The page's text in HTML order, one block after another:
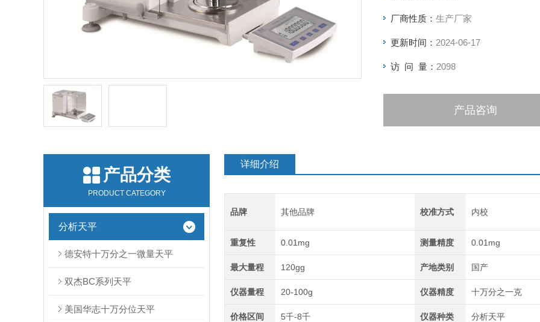
厂商性质： 生产厂家
更新时间： 2024-06-17
访 问 量： 2098
产品咨询
产品分类
PRODUCT CATEGORY
分析天平
德安特十万分之一微量天平
双杰BC系列天平
美国华志十万分位天平
详细介绍
品牌 其他品牌 校准方式 内校
重复性 0.01mg 测量精度 0.01mg
最大量程 120gg 产地类别 国产
仪器量程 20-100g 仪器精度 十万分之一克
价格区间 5千-8千 仪器种类 分析天平